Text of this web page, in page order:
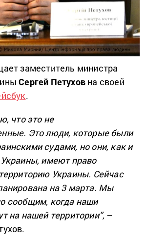
заместитель министра
Сергей Петухов на своей
.
что это не
Это люди, которые были
судами, но они, как и
имеют право
Украины. Сейчас
на 3 марта. Мы
сообщим, когда наши
на нашей территории”, –